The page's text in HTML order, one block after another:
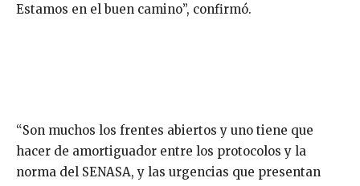
Estamos en el buen camino”, confirmó.
“Son muchos los frentes abiertos y uno tiene que
hacer de amortiguador entre los protocolos y la
norma del SENASA, y las urgencias que presentan